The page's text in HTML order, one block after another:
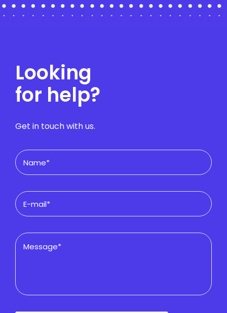
Looking
for help?
Get in touch with us.